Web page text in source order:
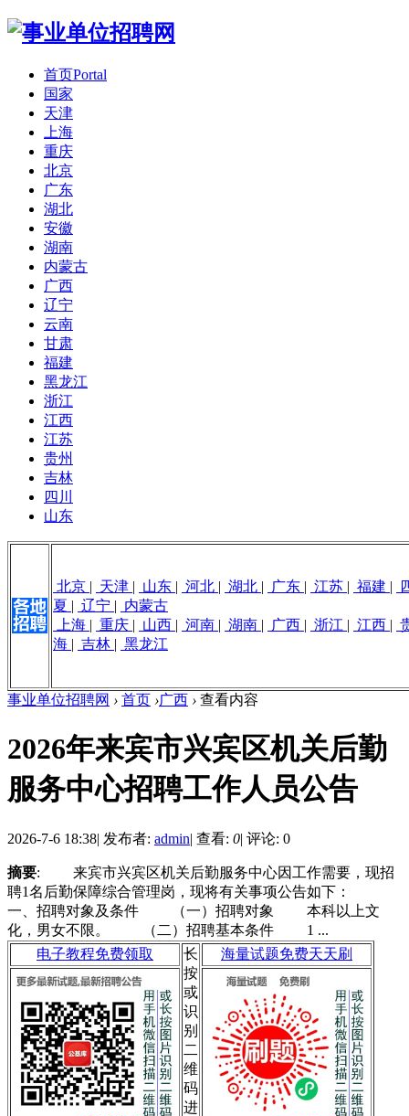
首页Portal
国家
天津
上海
重庆
北京
广东
湖北
安徽
湖南
内蒙古
广西
辽宁
云南
甘肃
福建
黑龙江
浙江
江西
江苏
贵州
吉林
四川
山东
北京 | 天津 | 山东 | 河北 | 湖北 | 广东 | 江苏 | 福建 |
夏 | 辽宁 | 内蒙古
上海 | 重庆 | 山西 | 河南 | 湖南 | 广西 | 浙江 | 江西 |
海 | 吉林 | 黑龙江
事业单位招聘网 › 首页 ›广西 › 查看内容
2026年来宾市兴宾区机关后勤
服务中心招聘工作人员公告
2026-7-6 18:38| 发布者: admin| 查看: 0| 评论: 0
摘要: 来宾市兴宾区机关后勤服务中心因工作需要，现招
聘1名后勤保障综合管理岗，现将有关事项公告如下：
一、招聘对象及条件 （一）招聘对象 本科以上文
化，男女不限。 （二）招聘基本条件 1 ...
电子教程免费领取
长
按
或
识
别
二
维
码
进
海量试题免费天天刷